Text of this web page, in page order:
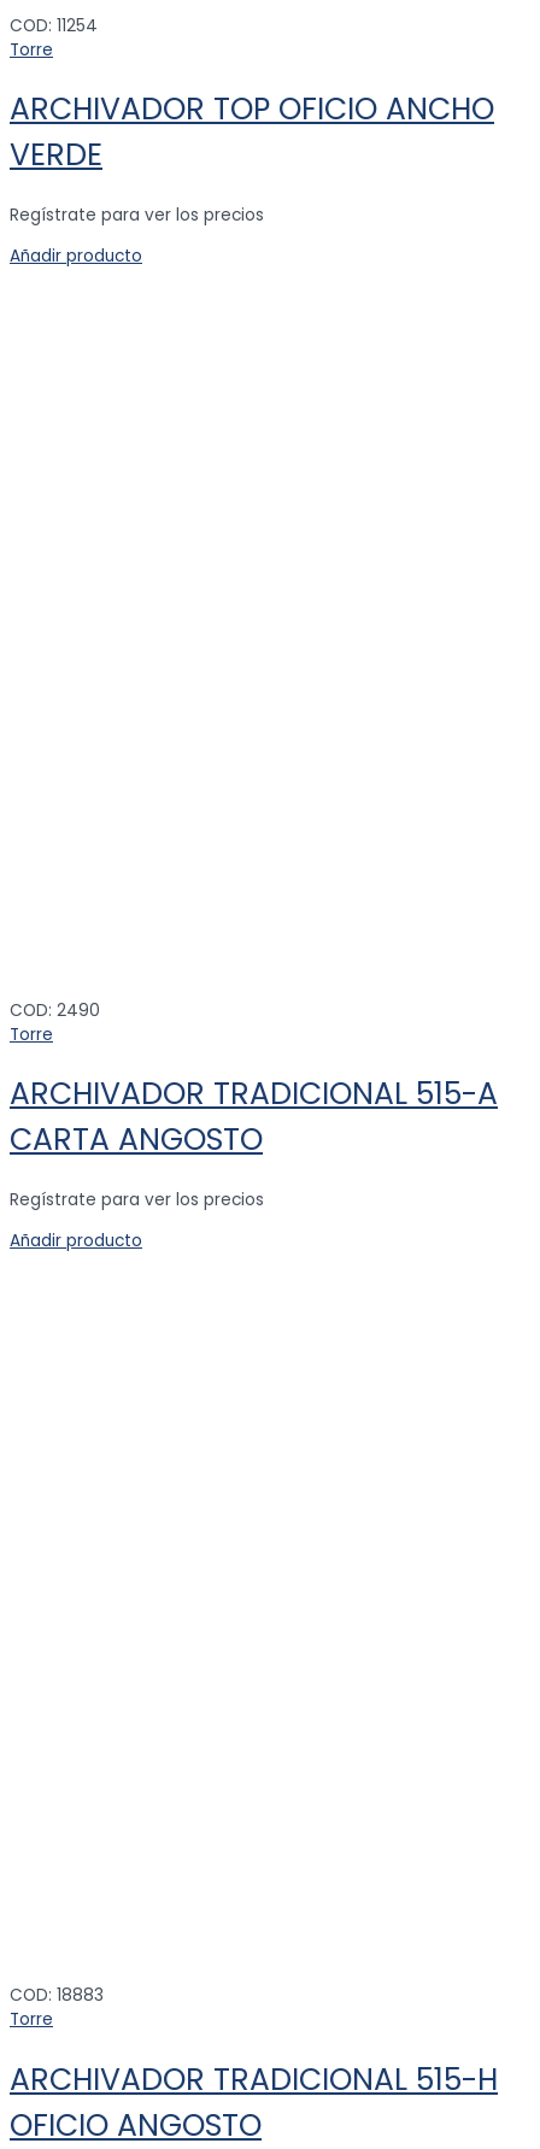
COD: 11254
Torre
ARCHIVADOR TOP OFICIO ANCHO
VERDE
Regístrate para ver los precios
Añadir producto
COD: 2490
Torre
ARCHIVADOR TRADICIONAL 515-A
CARTA ANGOSTO
Regístrate para ver los precios
Añadir producto
COD: 18883
Torre
ARCHIVADOR TRADICIONAL 515-H
OFICIO ANGOSTO